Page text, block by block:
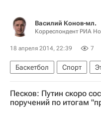
Василий Конов-мл.
Корреспондент РИА
18 апреля 2014, 22:39 7
Баскетбол Спорт
ЦСКА
Панатинаикос
Песков: Путин скоро
поручений по итогам